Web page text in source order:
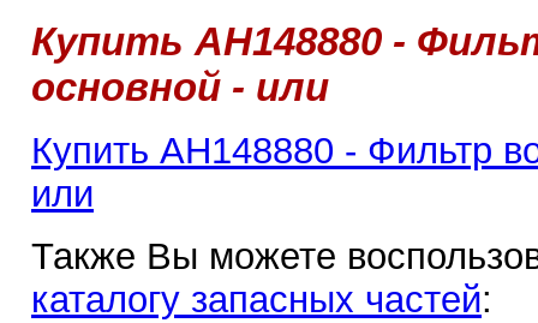
Купить AH148880 -
основной - или
Купить AH148880 - Фильтр
или
Также Вы можете
каталогу запасных частей: